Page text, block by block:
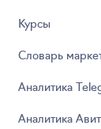
Курсы
Словарь
Аналитика
Аналитика